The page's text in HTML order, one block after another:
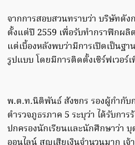
จากการสอบสวนทราบว่า บริษัทดัง
ตั้งแต่ปี 2559 เพื่อรับทำกราฟิกผลิ
แต่เบื้องหลังพบว่ามีการเปิดเป็นฐ
รูปแบบ โดยมีการติดตั้งเซิร์ฟเวอร์
พ.ต.ท.นิติพันธ์ สังขกร รองผู้กำกับ
ตำรวจภูธรภาค 5 ระบุว่า ได้รับการ
ปกครองนักเรียนและนักศึกษาว่า